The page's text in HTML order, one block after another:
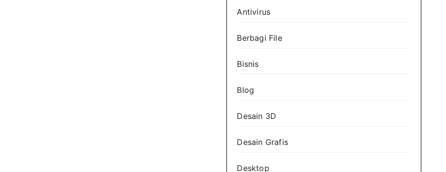
Antivirus
Berbagi File
Bisnis
Blog
Desain 3D
Desain Grafis
Desktop